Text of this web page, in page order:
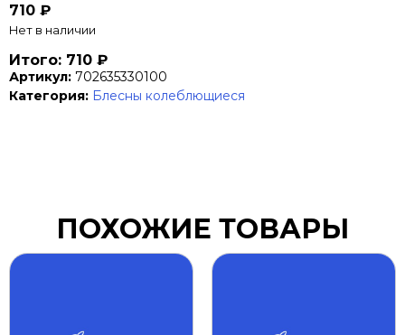
710 ₽
Нет в наличии
Итого: 710 ₽
Артикул: 702635330100
Категория: Блесны колеблющиеся
ПОХОЖИЕ ТОВАРЫ